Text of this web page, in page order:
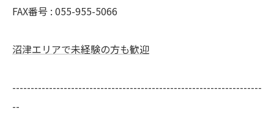
FAX番号 : 055-955-5066
沼津エリアで未経験の方も歓迎
--------------------------------------------------------------------
--